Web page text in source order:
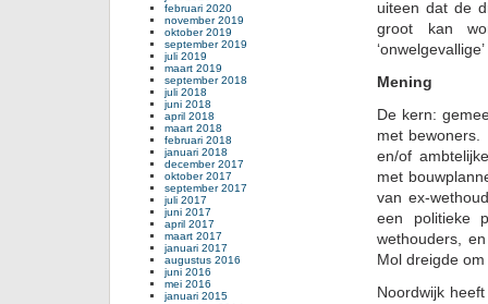
uiteen dat de
groot kan
Mening
De kern:
met bewoners.
en/of
met
van ex-
een politieke
wethouders,
Mol dreigde
Noordwijk
februari 2020
november 2019
oktober 2019
september 2019
juli 2019
maart 2019
september 2018
juli 2018
juni 2018
april 2018
maart 2018
februari 2018
januari 2018
december 2017
oktober 2017
september 2017
juli 2017
juni 2017
april 2017
maart 2017
januari 2017
augustus 2016
juni 2016
mei 2016
januari 2015